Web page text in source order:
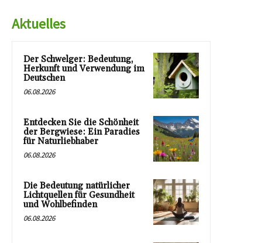
Aktuelles
Der Schwelger: Bedeutung,
Herkunft und Verwendung im
Deutschen
06.08.2026
Entdecken Sie die Schönheit
der Bergwiese: Ein Paradies
für Naturliebhaber
06.08.2026
Die Bedeutung natürlicher
Lichtquellen für Gesundheit
und Wohlbefinden
06.08.2026